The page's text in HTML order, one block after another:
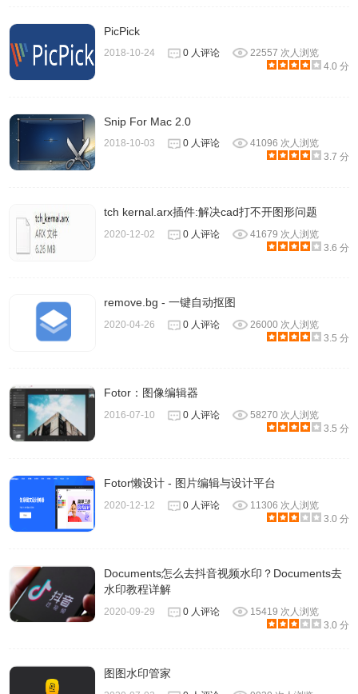
这款抠图软件使用很简单。所抠的任务与背景色彩相差越
大，涂抹的图像越少，抠出的图像越精细。
PicPick
2018-10-24 0 人评论
22557 次人浏览
4.0 分
Snip For Mac 2.0
2018-10-03 0 人评论
41096 次人浏览
3.7 分
tch kernal.arx插件:解决cad打不开图形问题
2020-12-02 0 人评论
41679 次人浏览
3.6 分
remove.bg - 一键自动抠图
2020-04-26 0 人评论
26000 次人浏览
3.5 分
Fotor：图像编辑器
2016-07-10 0 人评论
58270 次人浏览
3.5 分
Fotor懒设计 - 图片编辑与设计平台
2020-12-12 0 人评论
11306 次人浏览
3.0 分
Documents怎么去抖音视频水印？Documents去
水印教程详解
2020-09-29 0 人评论
15419 次人浏览
3.0 分
图图水印管家